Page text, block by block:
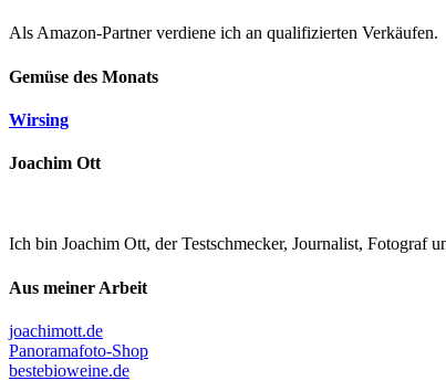
Als Amazon-Partner verdiene ich an qualifizierten Verkäufen.
Gemüse des Monats
Wirsing
Joachim Ott
Ich bin Joachim Ott, der Testschmecker, Journalist, Fotograf
Aus meiner Arbeit
joachimott.de
Panoramafoto-Shop
bestebioweine.de